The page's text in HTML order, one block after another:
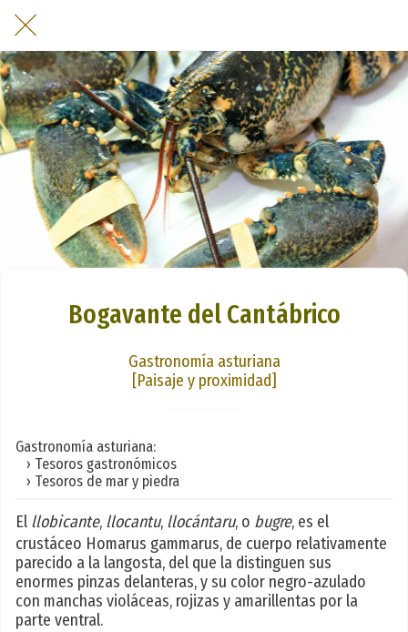
Bogavante del Cantábrico
Gastronomía asturiana
[Paisaje y proximidad]
Gastronomía asturiana:
› Tesoros gastronómicos
› Tesoros de mar y piedra
El llobicante, llocantu, llocántaru, o bugre, es el
crustáceo Homarus gammarus, de cuerpo relativamente
parecido a la langosta, del que la distinguen sus
enormes pinzas delanteras, y su color negro-azulado
con manchas violáceas, rojizas y amarillentas por la
parte ventral.